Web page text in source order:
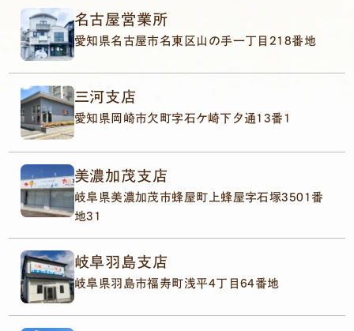
名古屋営業所
愛知県名古屋市名東区山の手一丁目218番地
三河支店
愛知県岡崎市欠町字石ケ崎下夕通13番1
美濃加茂支店
岐阜県美濃加茂市蜂屋町上蜂屋字石塚3501番
地31
岐阜羽島支店
岐阜県羽島市福寿町浅平4丁目64番地